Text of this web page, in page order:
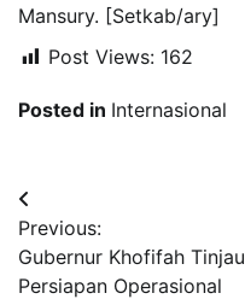
Mansury. [Setkab/ary]
Post Views: 162
Posted in Internasional
Navigasi
pos
Previous:
Gubernur Khofifah Tinjau
Persiapan Operasional